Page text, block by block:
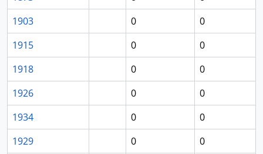
1903
0
0
1915
0
0
1918
0
0
1926
0
0
1934
0
0
1929
0
0